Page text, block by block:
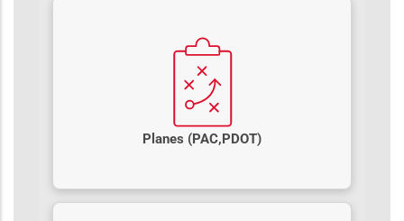
Planes (PAC,PDOT)